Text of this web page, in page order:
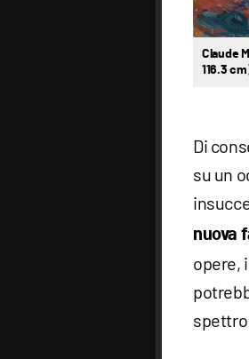
Claude
116.3
Di
su un
nuova
opere,